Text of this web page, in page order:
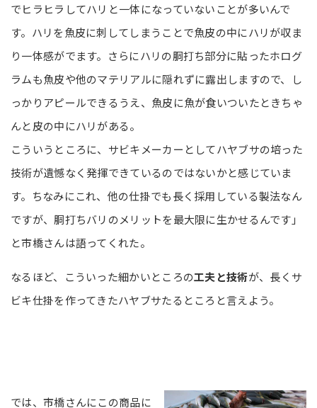
でヒラヒラしてハリと一体になっていないことが多いんで
す。ハリを魚皮に刺してしまうことで魚皮の中にハリが収ま
り一体感がでます。さらにハリの胴打ち部分に貼ったホログ
ラムも魚皮や他のマテリアルに隠れずに露出しますので、し
っかりアピールできるうえ、魚皮に魚が食いついたときちゃ
んと皮の中にハリがある。
こういうところに、サビキメーカーとしてハヤブサの培った
技術が遺憾なく発揮できているのではないかと感じていま
す。ちなみにこれ、他の仕掛でも長く採用している製法なん
ですが、胴打ちバリのメリットを最大限に生かせるんです」
と市橋さんは語ってくれた。
なるほど、こういった細かいところの工夫と技術が、長くサ
ビキ仕掛を作ってきたハヤブサたるところと言えよう。
では、市橋さんにこの商品に